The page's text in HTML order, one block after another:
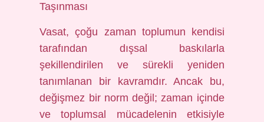
Taşınması
Vasat, çoğu zaman toplumun kendisi
tarafından dışsal baskılarla
şekillendirilen ve sürekli yeniden
tanımlanan bir kavramdır. Ancak bu,
değişmez bir norm değil; zaman içinde
ve toplumsal mücadelenin etkisiyle